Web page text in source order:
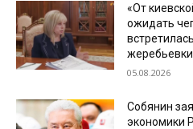
«От
ожидать
05.08.2026
Собянин
экономики